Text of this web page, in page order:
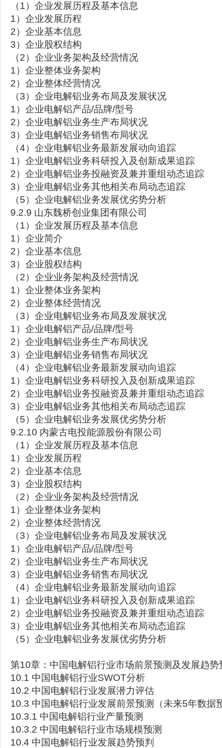
（1）企业发展历程及基本信息
1）企业发展历程
2）企业基本信息
3）企业股权结构
（2）企业业务架构及经营情况
1）企业整体业务架构
2）企业整体经营情况
（3）企业电解铝业务布局及发展状况
1）企业电解铝产品/品牌/型号
2）企业电解铝业务生产布局状况
3）企业电解铝业务销售布局状况
（4）企业电解铝业务最新发展动向追踪
1）企业电解铝业务科研投入及创新成果追踪
2）企业电解铝业务投融资及兼并重组动态追踪
3）企业电解铝业务其他相关布局动态追踪
（5）企业电解铝业务发展优劣势分析
9.2.9 山东魏桥创业集团有限公司
（1）企业发展历程及基本信息
1）企业简介
2）企业基本信息
3）企业股权结构
（2）企业业务架构及经营情况
1）企业整体业务架构
2）企业整体经营情况
（3）企业电解铝业务布局及发展状况
1）企业电解铝产品/品牌/型号
2）企业电解铝业务生产布局状况
3）企业电解铝业务销售布局状况
（4）企业电解铝业务最新发展动向追踪
1）企业电解铝业务科研投入及创新成果追踪
2）企业电解铝业务投融资及兼并重组动态追踪
3）企业电解铝业务其他相关布局动态追踪
（5）企业电解铝业务发展优劣势分析
9.2.10 内蒙古电投能源股份有限公司
（1）企业发展历程及基本信息
1）企业发展历程
2）企业基本信息
3）企业股权结构
（2）企业业务架构及经营情况
1）企业整体业务架构
2）企业整体经营情况
（3）企业电解铝业务布局及发展状况
1）企业电解铝产品/品牌/型号
2）企业电解铝业务生产布局状况
3）企业电解铝业务销售布局状况
（4）企业电解铝业务最新发展动向追踪
1）企业电解铝业务科研投入及创新成果追踪
2）企业电解铝业务投融资及兼并重组动态追踪
3）企业电解铝业务其他相关布局动态追踪
（5）企业电解铝业务发展优劣势分析
第10章：中国电解铝行业市场前景预测及发展趋势
10.1 中国电解铝行业SWOT分析
10.2 中国电解铝行业发展潜力评估
10.3 中国电解铝行业发展前景预测（未来5年数据
10.3.1 中国电解铝行业产量预测
10.3.2 中国电解铝行业市场规模预测
10.4 中国电解铝行业发展趋势预判